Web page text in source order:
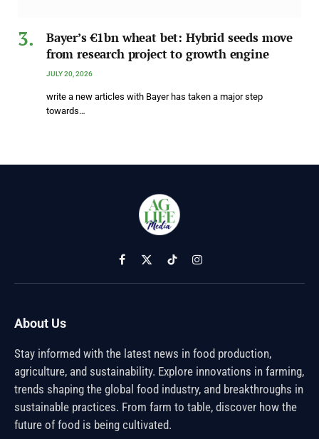
Bayer’s €1bn wheat bet: Hybrid seeds move
from research project to growth engine
JULY 20, 2026
write a new articles with Bayer has taken a major step
towards…
Facebook
X
(Twitter)
TikTokInstagram
About Us
Stay informed with the latest news in food production,
agriculture, and sustainability. Explore innovations in farming,
trends shaping the global food industry, and breakthroughs in
sustainable practices. From farm to table, discover how the
future of food is being cultivated.